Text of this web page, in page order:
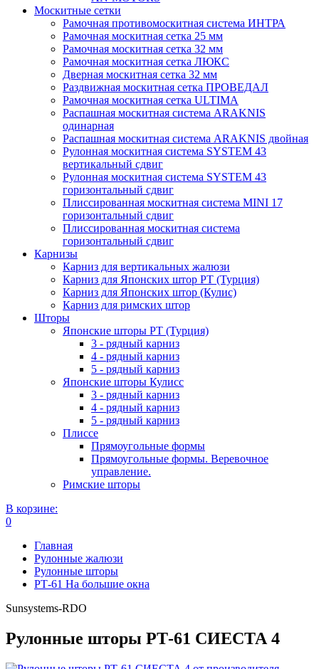
Москитные сетки
Рамочная противомоскитная система ИНТРА
Рамочная москитная сетка 25 мм
Рамочная москитная сетка 32 мм
Рамочная москитная сетка ЛЮКС
Дверная москитная сетка 32 мм
Раздвижная москитная сетка ПРОВЕДАЛ
Рамочная москитная сетка ULTIMA
Распашная москитная система ARAKNIS
одинарная
Распашная москитная система ARAKNIS двойная
Рулонная москитная система SYSTEM 43
вертикальный сдвиг
Рулонная москитная система SYSTEM 43
горизонтальный сдвиг
Плиссированная москитная система MINI 17
горизонтальный сдвиг
Плиссированная москитная система
горизонтальный сдвиг
Карнизы
Карниз для вертикальных жалюзи
Карниз для Японских штор РТ (Турция)
Карниз для Японских штор (Кулис)
Карниз для римских штор
Шторы
Японские шторы РТ (Турция)
3 - рядный карниз
4 - рядный карниз
5 - рядный карниз
Японские шторы Кулисс
3 - рядный карниз
4 - рядный карниз
5 - рядный карниз
Плиссе
Прямоугольные формы
Прямоугольные формы. Веревочное
управление.
Римские шторы
В корзине:
0
Главная
Рулонные жалюзи
Рулонные шторы
РТ-61 На большие окна
Sunsystems-RDO
Рулонные шторы РТ-61 СИЕСТА 4